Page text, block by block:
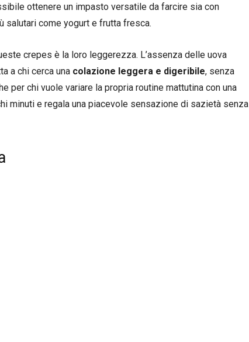
ottenere un impasto versatile da farcire sia con
salutari come yogurt e frutta fresca.
crepes è la loro leggerezza. L’assenza delle uova
a chi cerca una colazione leggera e digeribile, senza
per chi vuole variare la propria routine mattutina con una
minuti e regala una piacevole sensazione di sazietà senza